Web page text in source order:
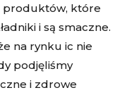
produktów, które
i są smaczne.
na rynku ic nie
podjęliśmy
i zdrowe